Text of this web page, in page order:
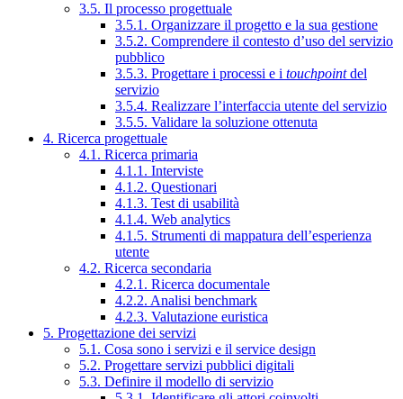
3.5. Il processo progettuale
3.5.1. Organizzare il progetto e la sua gestione
3.5.2. Comprendere il contesto d’uso del servizio
pubblico
3.5.3. Progettare i processi e i touchpointdel
servizio
3.5.4. Realizzare l’interfaccia utente del servizio
3.5.5. Validare la soluzione ottenuta
4. Ricerca progettuale
4.1. Ricerca primaria
4.1.1. Interviste
4.1.2. Questionari
4.1.3. Test di usabilità
4.1.4. Web analytics
4.1.5. Strumenti di mappatura dell’esperienza
utente
4.2. Ricerca secondaria
4.2.1. Ricerca documentale
4.2.2. Analisi benchmark
4.2.3. Valutazione euristica
5. Progettazione dei servizi
5.1. Cosa sono i servizi e il service design
5.2. Progettare servizi pubblici digitali
5.3. Definire il modello di servizio